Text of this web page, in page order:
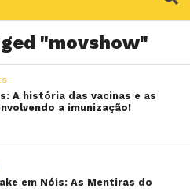
"movshow"
A história das vacinas e as
a imunização!
em Nóis: As Mentiras do